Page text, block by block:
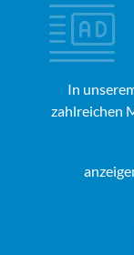
In
zahlreichen